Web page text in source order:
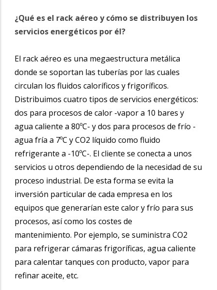
¿Qué es el rack aéreo y cómo se distribuyen los
servicios energéticos por él?
El rack aéreo es una megaestructura metálica
donde se soportan las tuberías por las cuales
circulan los fluidos caloríficos y frigoríficos.
Distribuimos cuatro tipos de servicios energéticos:
dos para procesos de calor -vapor a 10 bares y
agua caliente a 80ºC- y dos para procesos de frío -
agua fría a 7ºC y CO2 líquido como fluido
refrigerante a -10ºC-. El cliente se conecta a unos
servicios u otros dependiendo de la necesidad de su
proceso industrial. De esta forma se evita la
inversión particular de cada empresa en los
equipos que generarían este calor y frío para sus
procesos, así como los costes de
mantenimiento. Por ejemplo, se suministra CO2
para refrigerar cámaras frigoríficas, agua caliente
para calentar tanques con producto, vapor para
refinar aceite, etc.